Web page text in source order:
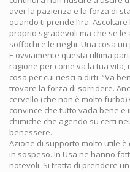
aver la pazienza e la forza di
quando ti prende l’ira.
proprio sgradevoli ma che se le
soffochi e le neghi. Una cosa un
E ovviamente questa ultima
ragione per come va la tua vita,
cosa per cui riesci a dirti: “Va
trovare la forza di sorridere.
cervello (che non è molto
convince che tutto vada bene
chimiche che agendo su certi
benessere.
Azione di supporto molto utile
in sospeso. In Usa ne hanno
notevoli. Si tratta di prendere